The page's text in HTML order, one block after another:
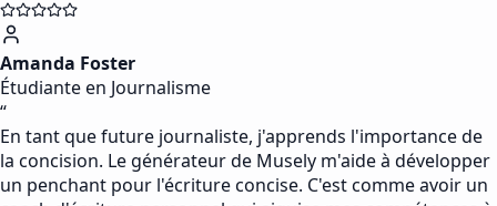
Amanda Foster
Étudiante en Journalisme
“
En tant que future journaliste, j'apprends l'importance de
la concision. Le générateur de Musely m'aide à développer
un penchant pour l'écriture concise. C'est comme avoir un